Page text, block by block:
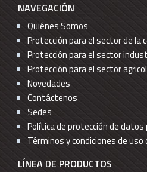
NAVEGACIÓN
Quiénes Somos
Protección para el sector de la
Protección para el sector
Protección para el sector
Novedades
Contáctenos
Sedes
Política de protección de
Términos y condiciones de
LÍNEA DE PRODUCTOS